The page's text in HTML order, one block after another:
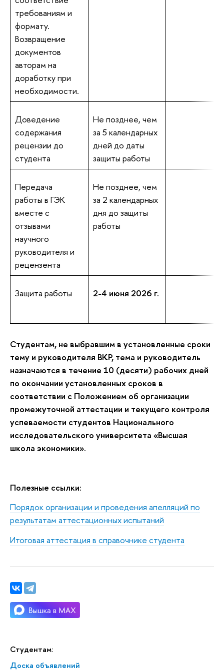
Студентам:
Доска объявлений
требованиям и
формату.
Возвращение
документов
авторам на
доработку при
необходимости.
Доведение
содержания
рецензии до
студента
Не позднее, чем
за 5 календарных
дней до даты
защиты работы
Передача
работы в ГЭК
вместе с
отзывами
научного
руководителя и
рецензента
Не позднее, чем
за 2 календарных
дня до защиты
работы
Защита работы 2-4 июня 2026 г.
Студентам, не выбравшим в установленные сроки
тему и руководителя ВКР, тема и руководитель
назначаются в течение 10 (десяти) рабочих дней
по окончании установленных сроков в
соответствии с Положением об организации
промежуточной аттестации и текущего контроля
успеваемости студентов Национального
исследовательского университета «Высшая
школа экономики».
Полезные ссылки:
Порядок организации и проведения апелляций по
результатам аттестационных испытаний
Итоговая аттестация в справочнике студента